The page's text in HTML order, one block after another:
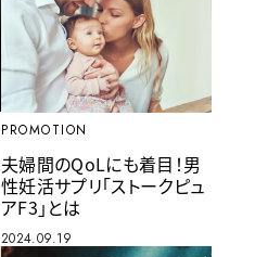
PROMOTION
夫婦間のQoLにも着目！男
性妊活サプリ「ストークピュ
アF3」とは
2024.09.19